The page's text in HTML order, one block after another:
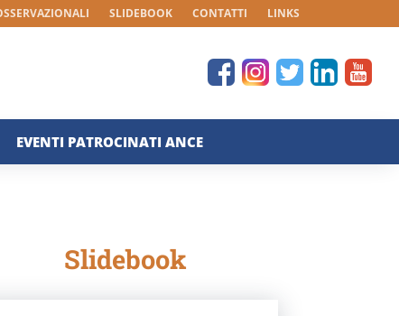
SLIDEBOOK CONTATTI LINKS
EVENTI PATROCINATI ANCE
Slidebook